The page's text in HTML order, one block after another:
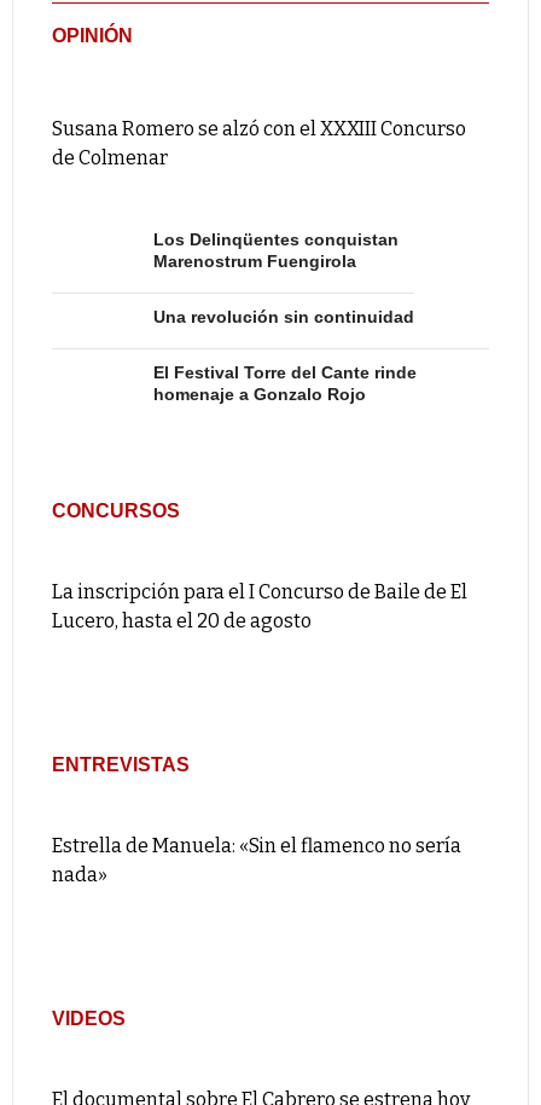
OPINIÓN
Susana Romero se alzó con el XXXIII Concurso
de Colmenar
Los Delinqüentes conquistan
Marenostrum Fuengirola
Una revolución sin continuidad
El Festival Torre del Cante rinde
homenaje a Gonzalo Rojo
CONCURSOS
La inscripción para el I Concurso de Baile de El
Lucero, hasta el 20 de agosto
ENTREVISTAS
Estrella de Manuela: «Sin el flamenco no sería
nada»
VIDEOS
El documental sobre El Cabrero se estrena hoy